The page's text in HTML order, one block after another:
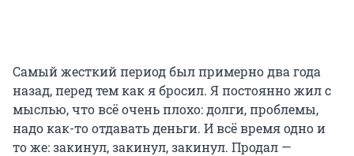
Самый жесткий период был примерно два года
назад, перед тем как я бросил. Я постоянно жил с
мыслью, что всё очень плохо: долги, проблемы,
надо как-то отдавать деньги. И всё время одно и
то же: закинул, закинул, закинул. Продал —